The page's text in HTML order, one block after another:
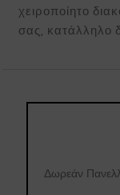
χειροποίητο
σας, κατάλληλο
Δωρεάν